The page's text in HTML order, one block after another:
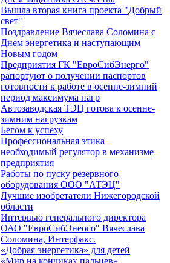
Вышла вторая книга проекта "Добрый
свет"
Поздравление Вячеслава Соломина с
Днем энергетика и наступающим
Новым годом
Предприятия ГК "ЕвроСибЭнерго"
рапортуют о получении паспортов
готовности к работе в осенне-зимний
период максимума нагр
Автозаводская ТЭЦ готова к осенне-
зимним нагрузкам
Бегом к успеху
Профессиональная этика –
необходимый регулятор в механизме
предприятия
Работы по пуску резервного
оборудования ООО "АТЭЦ"
Лучшие изобретатели Нижегородской
области
Интервью генерального директора
ОАО "ЕвроСибЭнеого" Вячеслава
Соломина, Интерфакс.
«Добрая энергетика» для детей